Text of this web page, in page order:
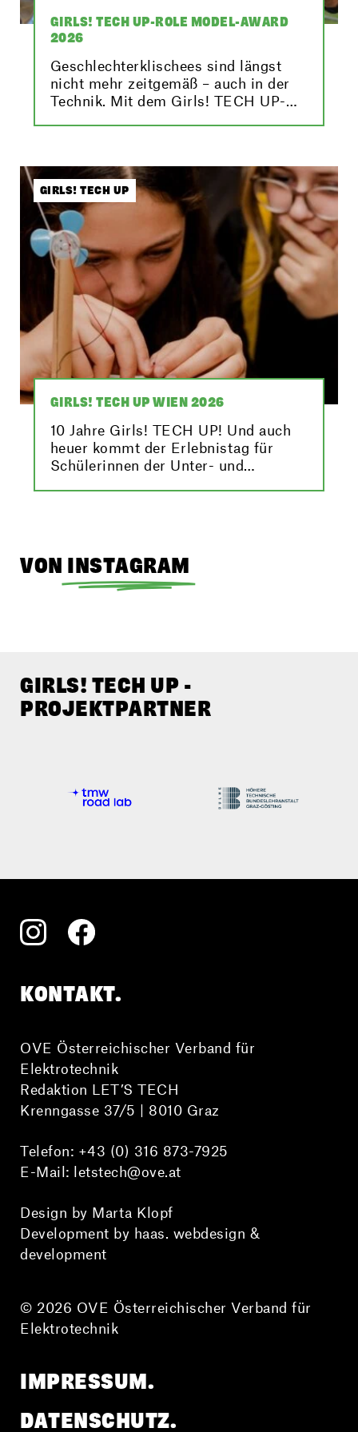
GIRLS! TECH UP-ROLE MODEL-AWARD
2026
Geschlechterklischees sind längst
nicht mehr zeitgemäß – auch in der
Technik. Mit dem Girls! TECH UP-
GIRLS! TECH UP
GIRLS! TECH UP WIEN 2026
10 Jahre Girls! TECH UP! Und auch
heuer kommt der Erlebnistag für
Schülerinnen der Unter- und
VON INSTAGRAM
GIRLS! TECH UP -
PROJEKTPARTNER
KONTAKT.
OVE Österreichischer Verband für
Elektrotechnik
Redaktion LET’S TECH
Krenngasse 37/5 | 8010 Graz
Telefon: +43 (0) 316 873-7925
E-Mail: letstech@ove.at
Design by Marta Klopf
Development by haas. webdesign &
development
© 2026 OVE Österreichischer Verband für
Elektrotechnik
IMPRESSUM.
DATENSCHUTZ.